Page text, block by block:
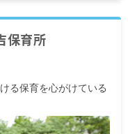
保育所
る保育を心がけている